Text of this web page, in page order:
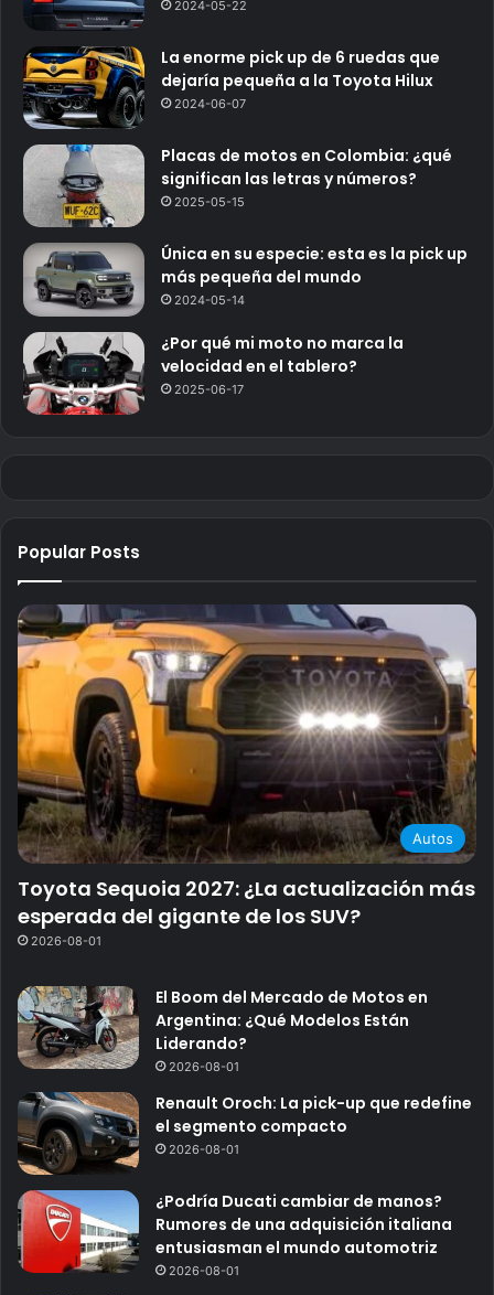
2024-05-22
La enorme pick up de 6 ruedas que
dejaría pequeña a la Toyota Hilux
2024-06-07
Placas de motos en Colombia: ¿qué
significan las letras y números?
2025-05-15
Única en su especie: esta es la pick up
más pequeña del mundo
2024-05-14
¿Por qué mi moto no marca la
velocidad en el tablero?
2025-06-17
Popular Posts
Autos
Toyota Sequoia 2027: ¿La actualización más
esperada del gigante de los SUV?
2026-08-01
El Boom del Mercado de Motos en
Argentina: ¿Qué Modelos Están
Liderando?
2026-08-01
Renault Oroch: La pick-up que redefine
el segmento compacto
2026-08-01
¿Podría Ducati cambiar de manos?
Rumores de una adquisición italiana
entusiasman el mundo automotriz
2026-08-01